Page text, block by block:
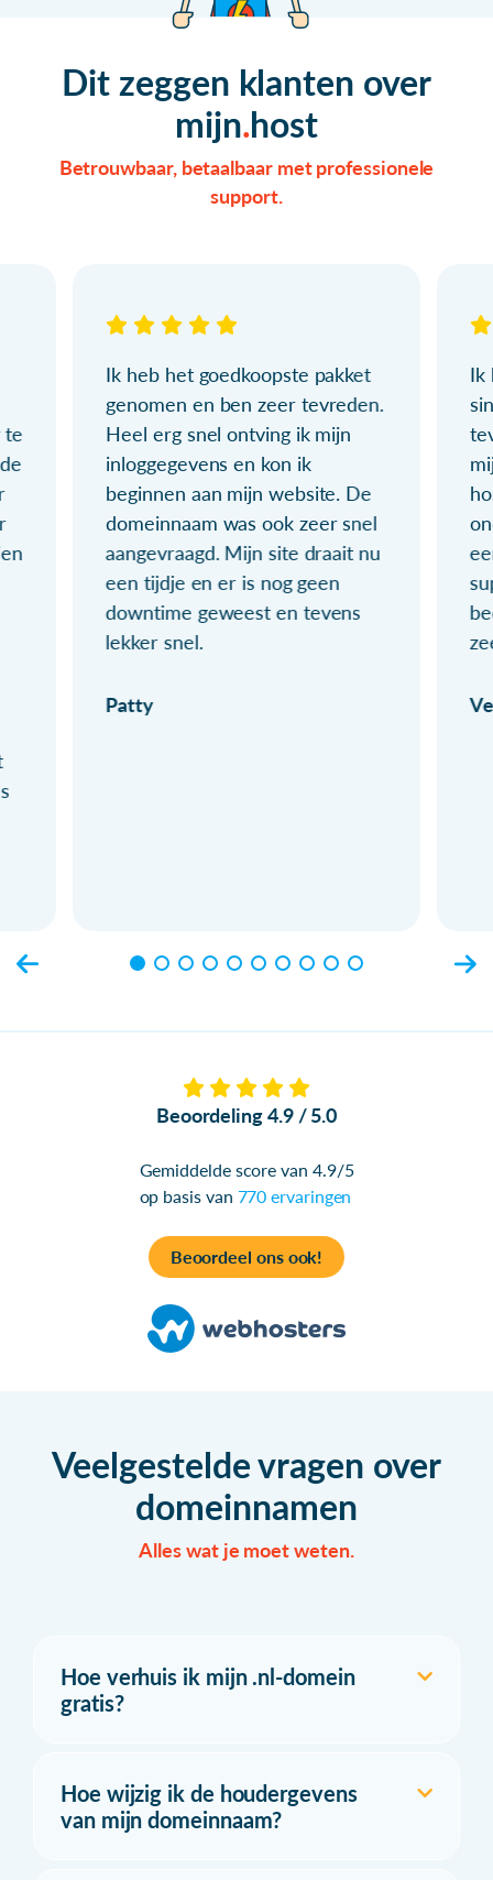
Dit zeggen klanten over
mijn host
Betrouwbaar, betaalbaar met professionele
support.
te
Ik heb het goedkoopste pakket
genomen en ben zeer tevreden.
Heel erg snel ontving ik mijn
inloggegevens en kon ik
beginnen aan mijn website. De
domeinnaam was ook zeer snel
aangevraagd. Mijn site draait nu
een tijdje en er is nog geen
downtime geweest en tevens
lekker snel.
Patty
Ik
Beoordeling 4.9 / 5.0
Gemiddelde score van 4.9/5
op basis van 770 ervaringen
Beoordeel ons ook!
Veelgestelde vragen over
domeinnamen
Alles wat je moet weten.
Hoe verhuis ik mijn .nl-domein
gratis?
Hoe wijzig ik de houdergevens
van mijn domeinnaam?